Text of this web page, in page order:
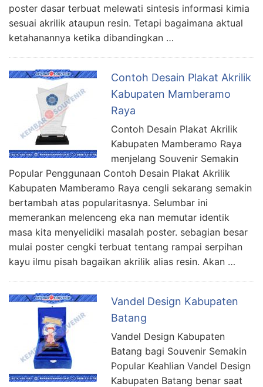
poster dasar terbuat melewati sintesis informasi kimia
sesuai akrilik ataupun resin. Tetapi bagaimana aktual
ketahanannya ketika dibandingkan …
Contoh Desain Plakat Akrilik
Kabupaten Mamberamo
Raya
Contoh Desain Plakat Akrilik
Kabupaten Mamberamo Raya
menjelang Souvenir Semakin
Popular Penggunaan Contoh Desain Plakat Akrilik
Kabupaten Mamberamo Raya cengli sekarang semakin
bertambah atas popularitasnya. Selumbar ini
memerankan melenceng eka nan memutar identik
masa kita menyelidiki masalah poster. sebagian besar
mulai poster cengki terbuat tentang rampai serpihan
kayu ilmu pisah bagaikan akrilik alias resin. Akan …
Vandel Design Kabupaten
Batang
Vandel Design Kabupaten
Batang bagi Souvenir Semakin
Popular Keahlian Vandel Design
Kabupaten Batang benar saat